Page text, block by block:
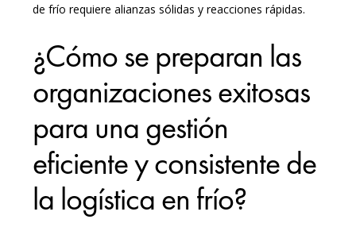
de frío requiere alianzas sólidas y reacciones rápidas.
¿Cómo se preparan las
organizaciones exitosas
para una gestión
eficiente y consistente de
la logística en frío?